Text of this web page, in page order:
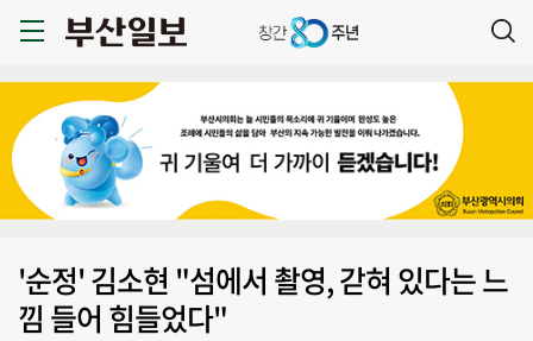
'순정' 김소현 "섬에서 촬영, 갇혀 있다는 느
낌 들어 힘들었다"